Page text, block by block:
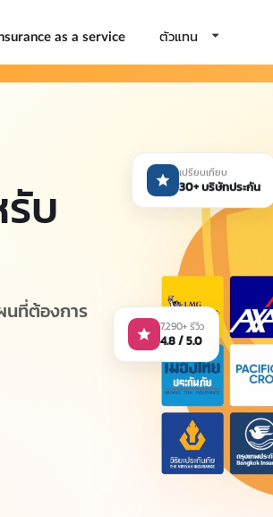
as a service ตัวแทน
บ
นที่ต้องการ
เปรียบเทียบ
30+ บริษัทประกัน
7,290+ รีวิว
4.8 / 5.0